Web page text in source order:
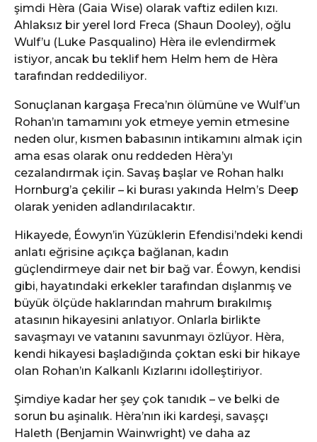
şimdi Hèra (Gaia Wise) olarak vaftiz edilen kızı.
Ahlaksız bir yerel lord Freca (Shaun Dooley), oğlu
Wulf’u (Luke Pasqualino) Hèra ile evlendirmek
istiyor, ancak bu teklif hem Helm hem de Hèra
tarafından reddediliyor.
Sonuçlanan kargaşa Freca’nın ölümüne ve Wulf’un
Rohan’ın tamamını yok etmeye yemin etmesine
neden olur, kısmen babasının intikamını almak için
ama esas olarak onu reddeden Hèra’yı
cezalandırmak için. Savaş başlar ve Rohan halkı
Hornburg’a çekilir – ki burası yakında Helm’s Deep
olarak yeniden adlandırılacaktır.
Hikayede, Éowyn’in Yüzüklerin Efendisi’ndeki kendi
anlatı eğrisine açıkça bağlanan, kadın
güçlendirmeye dair net bir bağ var. Éowyn, kendisi
gibi, hayatındaki erkekler tarafından dışlanmış ve
büyük ölçüde haklarından mahrum bırakılmış
atasının hikayesini anlatıyor. Onlarla birlikte
savaşmayı ve vatanını savunmayı özlüyor. Hèra,
kendi hikayesi başladığında çoktan eski bir hikaye
olan Rohan’ın Kalkanlı Kızlarını idolleştiriyor.
Şimdiye kadar her şey çok tanıdık – ve belki de
sorun bu aşinalık. Hèra’nın iki kardeşi, savaşçı
Haleth (Benjamin Wainwright) ve daha az